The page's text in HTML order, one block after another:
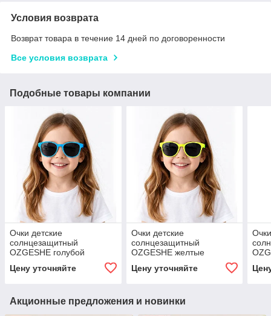
Условия возврата
Возврат товара в течение 14 дней по договоренности
Все условия возврата
Подобные товары компании
Очки детские
солнцезащитный
OZGESHE голубой
Цену уточняйте
Очки детские
солнцезащитный
OZGESHE желтые
Цену уточняйте
Акционные предложения и новинки